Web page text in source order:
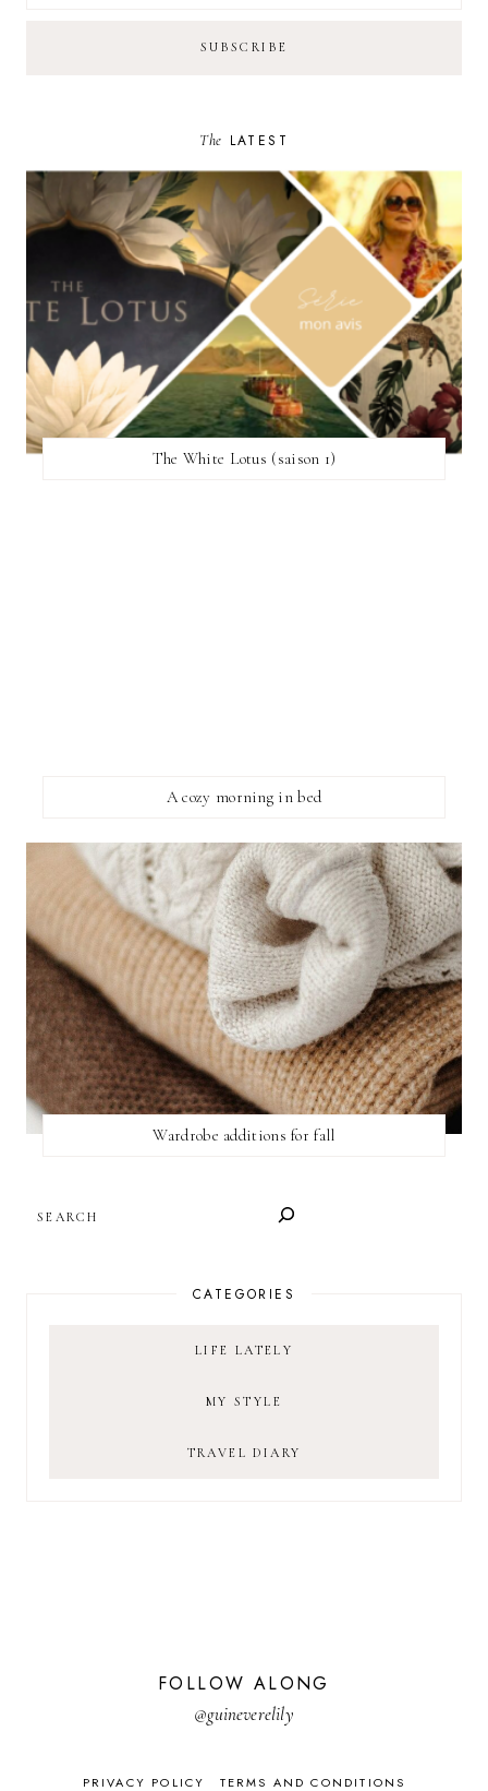
The LATEST
The White Lotus (saison 1)
A cozy morning in bed
Wardrobe additions for fall
CATEGORIES
LIFE LATELY
MY STYLE
TRAVEL DIARY
FOLLOW ALONG
@guineverelily
PRIVACY POLICY TERMS AND CONDITIONS